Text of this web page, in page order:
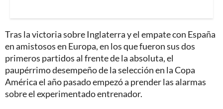
Tras la victoria sobre Inglaterra y el empate con España
en amistosos en Europa, en los que fueron sus dos
primeros partidos al frente de la absoluta, el
paupérrimo desempeño de la selección en la Copa
América el año pasado empezó a prender las alarmas
sobre el experimentado entrenador.